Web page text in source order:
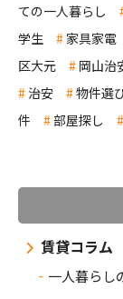
ての一人暮らし
学生
家具家電
区大元
岡山治
治安
物件選
件
部屋探し
賃貸コラム
一人暮らし